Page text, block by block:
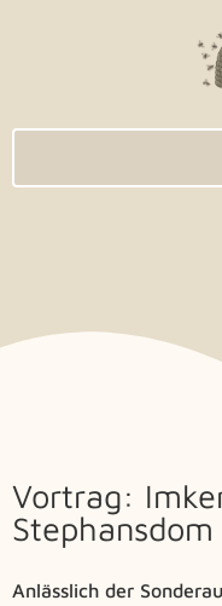
Vortrag:
Stephansdom
Anlässlich der